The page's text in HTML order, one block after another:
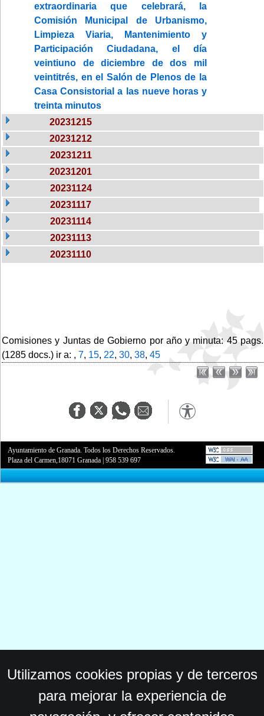
extraordinaria que celebrará, la
Comisión Municipal de Urbanismo,
Limpieza Viaria, Mantenimiento y
Participación Ciudadana, el día
veintiuno de diciembre de dos mil
veintitrés, en el Salón de Plenos de la
Casa Consistorial a las nueve horas y
treinta minutos
20231215
20231212
20231211
20231201
20231124
20231117
20231114
20231113
20231110
Comisiones y Juntas de Gobierno por año y minuta: 45 pags.
(1285 docs.) ir a: , 7, 15, 22, 30, 38, 45
Ayuntamiento de Granada. Todos los Derechos Reservados.
Plaza del Carmen,18071 Granada |958 539 697
Utilizamos cookies propias y de terceros
para mejorar la experiencia de